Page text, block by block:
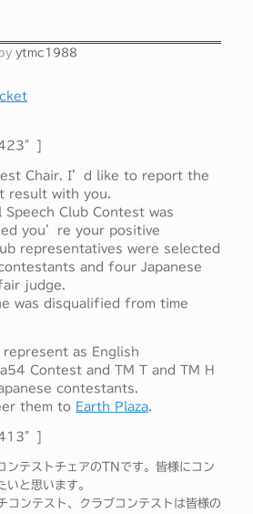
by ytmc1988
Chair. I’d like to report the
result with you.
Club Contest was
you’re your positive
representatives were selected
and four Japanese
judge.
was disqualified from time
as English
Contest and TM T and TM H
contestants.
them to Earth Plaza
ンテストチェアのTNです。皆様にコン
いと思います。
ンテスト、クラブコンテストは皆様の